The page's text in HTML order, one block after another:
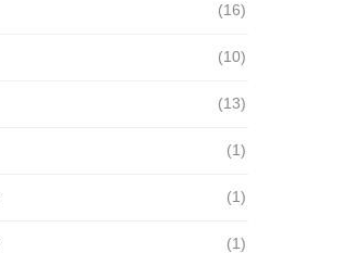
(16)
(10)
(13)
(1)
(1)
(1)